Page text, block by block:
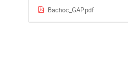
Bachoc_GAP.pdf